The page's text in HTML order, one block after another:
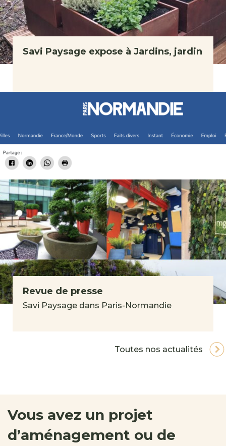
Savi Paysage expose à Jardins, jardin
Revue de presse
Savi Paysage dans Paris-Normandie
Toutes nos actualités
Vous avez un projet
d’aménagement ou de